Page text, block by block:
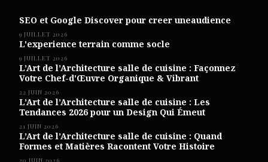
SEO et Google Discover pour creer uneaudience
9 JUILLET 2026
L'experience terrain comme socle
9 JUILLET 2026
L’Art de l’Architecture salle de cuisine : Façonnez
Votre Chef-d'Œuvre Organique & Vibrant
22 JUIN 2026
L’Art de l’Architecture salle de cuisine : Les
Tendances 2026 pour un Design Qui Émeut
21 JUIN 2026
L’Art de l’Architecture salle de cuisine : Quand
Formes et Matières Racontent Votre Histoire
20 JUIN 2026